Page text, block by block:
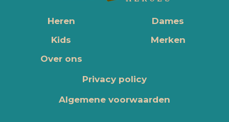
Heren
Dames
Kids
Merken
Over ons
Privacy policy
Algemene voorwaarden